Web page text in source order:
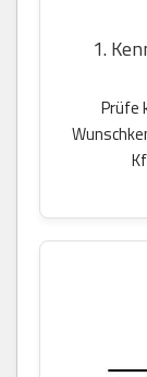
1.
Prüfe